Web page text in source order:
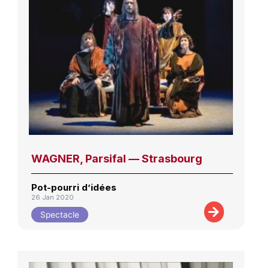
WAGNER, Parsifal — Strasbourg
Pot-pourri d’idées
26 Jan 2020
Spectacle